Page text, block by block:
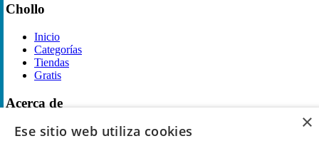
Chollo
Inicio
Categorías
Tiendas
Gratis
Acerca de
Sobre nosotros
×
Ese sitio web utiliza cookies